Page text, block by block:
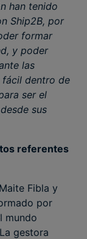
han tenido
Ship2B, por
formar
y poder
las
fácil dentro de
ser el
sus
referentes
Fibla y
por
mundo
gestora